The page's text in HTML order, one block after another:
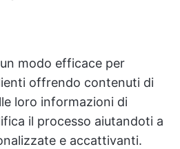
modo efficace per
offrendo contenuti di
loro informazioni di
il processo aiutandoti a
e accattivanti.